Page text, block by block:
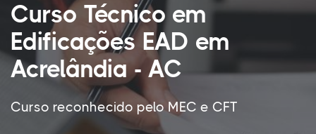
Curso Técnico em
Edificações EAD em
Acrelândia - AC
Curso reconhecido pelo MEC e CFT